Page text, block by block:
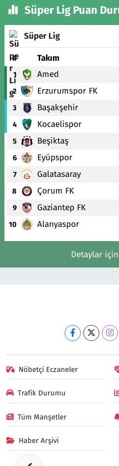
Süper Lig Puan
Süper Lig
# Takım
1 Amed
2 Erzurumspor FK
3 Başakşehir
4 Kocaelispor
5 Beşiktaş
6 Eyüpspor
7 Galatasaray
8 Çorum FK
9 Gaziantep FK
10 Alanyaspor
Detaylar için
Nöbetçi Eczaneler
Trafik Durumu
Tüm Manşetler
Haber Arşivi